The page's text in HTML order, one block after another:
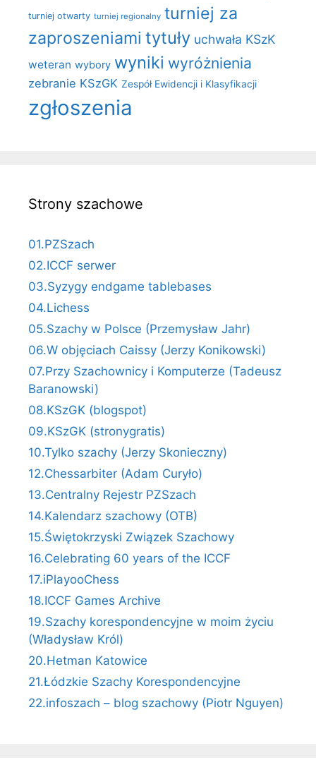
turniej otwarty turniej regionalny turniej za
zaproszeniami tytuły uchwała KSzK
weteran wybory wyniki wyróżnienia
zebranie KSzGK Zespół Ewidencji i Klasyfikacji
zgłoszenia
Strony szachowe
01.PZSzach
02.ICCF serwer
03.Syzygy endgame tablebases
04.Lichess
05.Szachy w Polsce (Przemysław Jahr)
06.W objęciach Caissy (Jerzy Konikowski)
07.Przy Szachownicy i Komputerze (Tadeusz
Baranowski)
08.KSzGK (blogspot)
09.KSzGK (stronygratis)
10.Tylko szachy (Jerzy Skonieczny)
12.Chessarbiter (Adam Curyło)
13.Centralny Rejestr PZSzach
14.Kalendarz szachowy (OTB)
15.Świętokrzyski Związek Szachowy
16.Celebrating 60 years of the ICCF
17.iPlayooChess
18.ICCF Games Archive
19.Szachy korespondencyjne w moim życiu
(Władysław Król)
20.Hetman Katowice
21.Łódzkie Szachy Korespondencyjne
22.infoszach – blog szachowy (Piotr Nguyen)